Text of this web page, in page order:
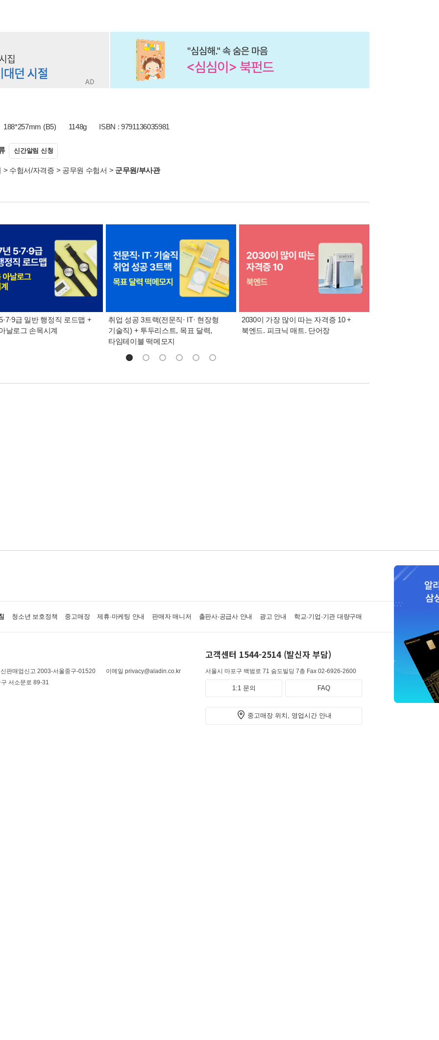
188*257mm (B5) 1148g ISBN : 9791136035981
신간알림 신청
> 수험서/자격증 > 공무원 수험서 > 군무원/부사관
급 일반 행정직 로드맵 +
날로그 손목시계
취업 성공 3트랙(전문직· IT· 현장형
기술직) + 투두리스트, 목표 달력,
타임테이블 떡메모지
2030이 가장 많이 따는 자격증 10 +
북엔드. 피크닉 매트. 단어장
청소년 보호정책 중고매장 제휴·마케팅 안내 판매자 매니저 출판사·공급사 안내 광고 안내 학교·기업·기관 대량구매
판매업신고 2003-서울중구-01520
이메일 privacy@aladin.co.kr
서소문로 89-31
고객센터 1544-2514 (발신자 부담)
서울시 마포구 백범로 71 숨도빌딩 7층 Fax 02-6926-2600
1:1 문의 FAQ
중고매장 위치, 영업시간 안내